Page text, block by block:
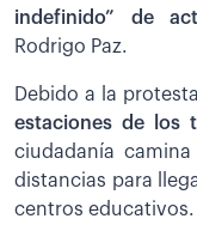
indefinido” de
Rodrigo Paz.
Debido a la
estaciones de los
ciudadanía
distancias para
centros educativos.